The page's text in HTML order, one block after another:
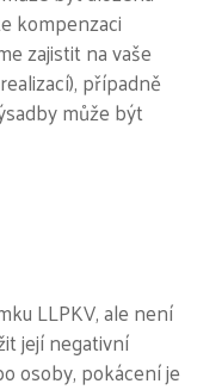
kompenzaci
zajistit na vaše
případně
může být
LLPKV, ale není
její negativní
osoby, pokácení je